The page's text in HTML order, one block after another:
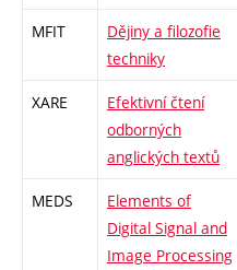
MFIT
Dějiny a filozofie
techniky
XARE
Efektivní čtení
odborných
anglických textů
MEDS
Elements of
Digital Signal and
Image Processing